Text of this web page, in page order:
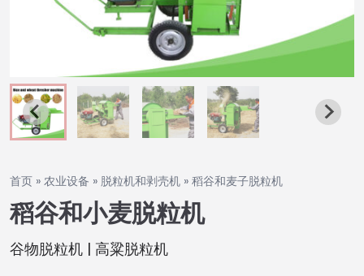
首页 » 农业设备 » 脱粒机和剥壳机 » 稻谷和麦子脱粒机
稻谷和小麦脱粒机
谷物脱粒机 | 高粱脱粒机